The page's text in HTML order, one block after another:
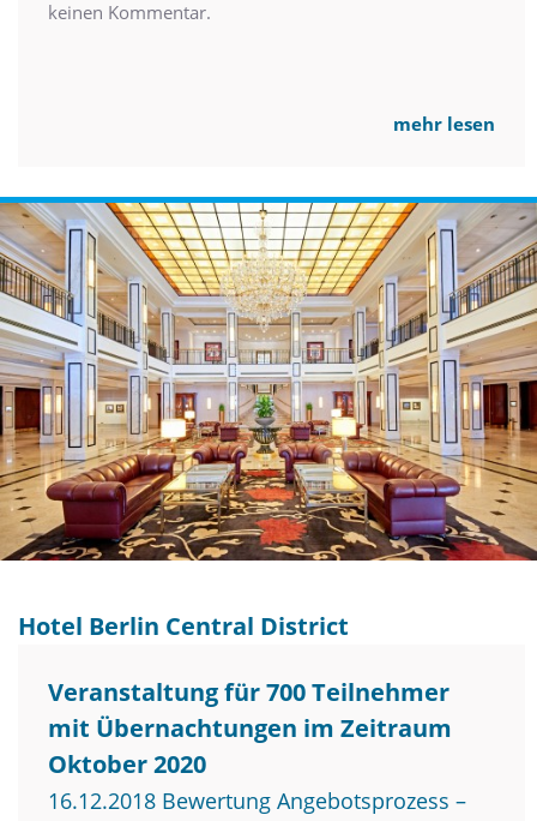
keinen Kommentar.
mehr lesen
Hotel Berlin Central District
Veranstaltung für 700 Teilnehmer
mit Übernachtungen im Zeitraum
Oktober 2020
16.12.2018 Bewertung Angebotsprozess –